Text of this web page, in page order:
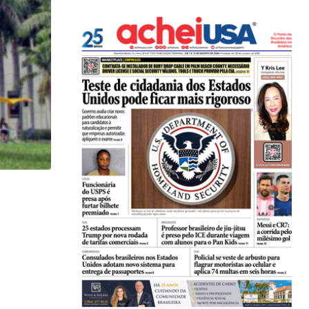
HISTÓRICO
Açaí é reconhecido oficialmente como fruto
21/01/2026